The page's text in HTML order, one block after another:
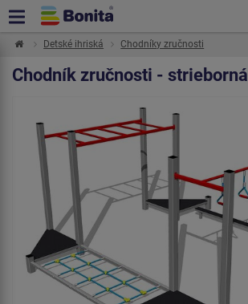
Detské ihriská Chodníky zručnosti
Chodník zručnosti - strieborná